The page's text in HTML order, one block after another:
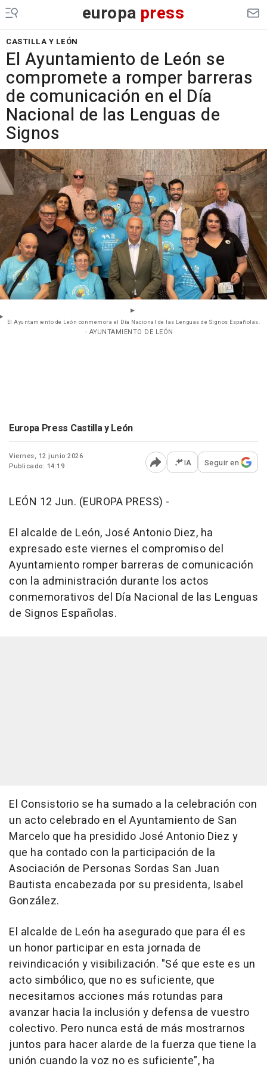
europa press
CASTILLA Y LEÓN
El Ayuntamiento de León se
compromete a romper barreras
de comunicación en el Día
Nacional de las Lenguas de
Signos
El Ayuntamiento de León conmemora el Día Nacional de las Lenguas de Signos Españolas.
- AYUNTAMIENTO DE LEÓN
Europa Press Castilla y León
Viernes, 12 junio 2026
Publicado: 14:19
Abrir opciones para
IA Seguir en
LEÓN 12 Jun. (EUROPA PRESS) -
El alcalde de León, José Antonio Diez, ha
expresado este viernes el compromiso del
Ayuntamiento romper barreras de comunicación
con la administración durante los actos
conmemorativos del Día Nacional de las Lenguas
de Signos Españolas.
El Consistorio se ha sumado a la celebración con
un acto celebrado en el Ayuntamiento de San
Marcelo que ha presidido José Antonio Diez y
que ha contado con la participación de la
Asociación de Personas Sordas San Juan
Bautista encabezada por su presidenta, Isabel
González.
El alcalde de León ha asegurado que para él es
un honor participar en esta jornada de
reivindicación y visibilización. "Sé que este es un
acto simbólico, que no es suficiente, que
necesitamos acciones más rotundas para
avanzar hacia la inclusión y defensa de vuestro
colectivo. Pero nunca está de más mostrarnos
juntos para hacer alarde de la fuerza que tiene la
unión cuando la voz no es suficiente", ha